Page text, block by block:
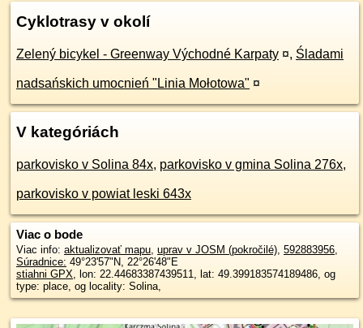
Cyklotrasy v okolí
Zelený bicykel - Greenway Východné Karpaty ¤, Śladami
nadsańskich umocnień "Linia Mołotowa" ¤
V kategóriách
parkovisko v Solina 84x, parkovisko v gmina Solina 276x,
parkovisko v powiat leski 643x
Viac o bode
Viac info: aktualizovať mapu, uprav v JOSM (pokročilé), 592883956,
Súradnice: 49°23'57"N, 22°26'48"E
stiahni GPX, lon: 22.44683387439511, lat: 49.399183574189486, og
type: place, og locality: Solina,